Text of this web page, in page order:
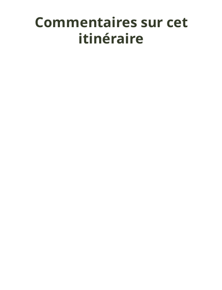
Commentaires sur cet
itinéraire